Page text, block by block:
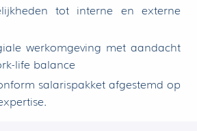
tot interne en externe
werkomgeving met aandacht
life balance
salarispakket afgestemd op